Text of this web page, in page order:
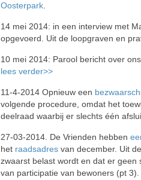
Oosterpark
14 mei 2014: in een interview met
opgevoerd. Uit de loopgraven en
10 mei 2014: Parool bericht over
lees verder>>
11-4-2014 Opnieuw een
volgende procedure, omdat het
deelraad waarbij er slechts één
27-03-2014. De Vrienden hebben
het raadsadres van december. Uit
zwaarst belast wordt en dat er
van participatie van bewoners (pt